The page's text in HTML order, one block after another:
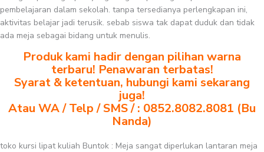
pembelajaran dalam sekolah. tanpa tersedianya perlengkapan ini,
aktivitas belajar jadi terusik. sebab siswa tak dapat duduk dan tidak
ada meja sebagai bidang untuk menulis.
Produk kami hadir dengan pilihan warna
terbaru! Penawaran terbatas!
Syarat & ketentuan, hubungi kami sekarang
juga!
Atau WA / Telp / SMS / : 0852.8082.8081 (Bu
Nanda)
toko kursi lipat kuliah Buntok : Meja sangat diperlukan lantaran meja